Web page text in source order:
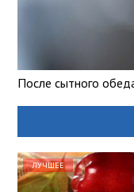
После сытного
ЛУЧШЕЕ